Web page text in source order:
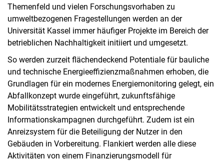
Themenfeld und vielen Forschungsvorhaben zu
umweltbezogenen Fragestellungen werden an der
Universität Kassel immer häufiger Projekte im Bereich der
betrieblichen Nachhaltigkeit initiiert und umgesetzt.
So werden zurzeit flächendeckend Potentiale für bauliche
und technische Energieeffizienzmaßnahmen erhoben, die
Grundlagen für ein modernes Energiemonitoring gelegt, ein
Abfallkonzept wurde eingeführt, zukunftsfähige
Mobilitätsstrategien entwickelt und entsprechende
Informationskampagnen durchgeführt. Zudem ist ein
Anreizsystem für die Beteiligung der Nutzer in den
Gebäuden in Vorbereitung. Flankiert werden alle diese
Aktivitäten von einem Finanzierungsmodell für